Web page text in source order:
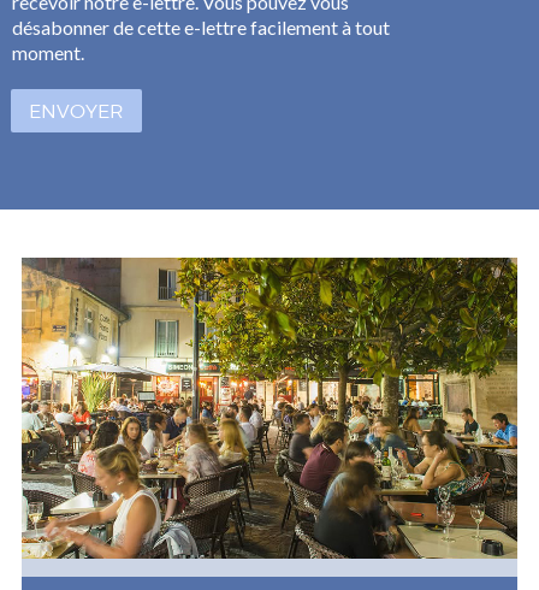
l
*
s
e
à
e
désabonner de cette e-lettre facilement à tout
moment.
ENVOYER